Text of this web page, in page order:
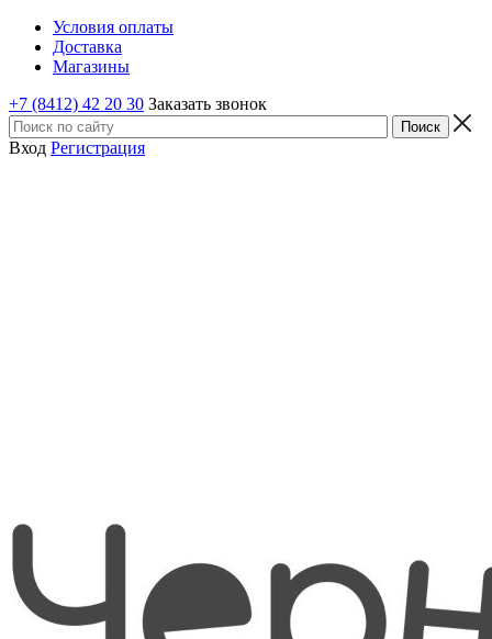
Условия оплаты
Доставка
Магазины
+7 (8412) 42 20 30 Заказать звонок
Вход Регистрация